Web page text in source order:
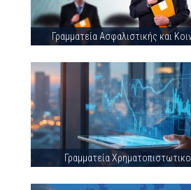
Γραμματεία Ασφαλιστικής και
Γραμματεία